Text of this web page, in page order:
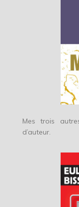
Mes trois
d’auteur.